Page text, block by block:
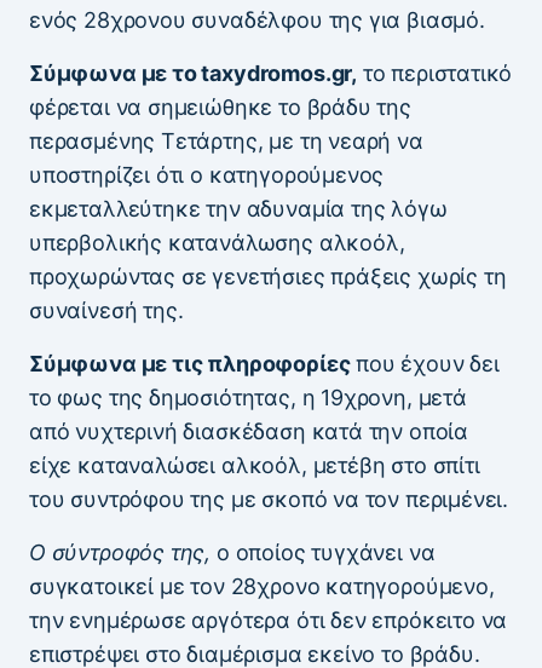
ενός 28χρονου συναδέλφου της για βιασμό.
Σύμφωνα με το taxydromos.gr, το περιστατικό
φέρεται να σημειώθηκε το βράδυ της
περασμένης Τετάρτης, με τη νεαρή να
υποστηρίζει ότι ο κατηγορούμενος
εκμεταλλεύτηκε την αδυναμία της λόγω
υπερβολικής κατανάλωσης αλκοόλ,
προχωρώντας σε γενετήσιες πράξεις χωρίς τη
συναίνεσή της.
Σύμφωνα με τις πληροφορίεςπου έχουν δει
το φως της δημοσιότητας, η 19χρονη, μετά
από νυχτερινή διασκέδαση κατά την οποία
είχε καταναλώσει αλκοόλ, μετέβη στο σπίτι
του συντρόφου της με σκοπό να τον περιμένει.
Ο σύντροφός της, ο οποίος τυγχάνει να
συγκατοικεί με τον 28χρονο κατηγορούμενο,
την ενημέρωσε αργότερα ότι δεν επρόκειτο να
επιστρέψει στο διαμέρισμα εκείνο το βράδυ.